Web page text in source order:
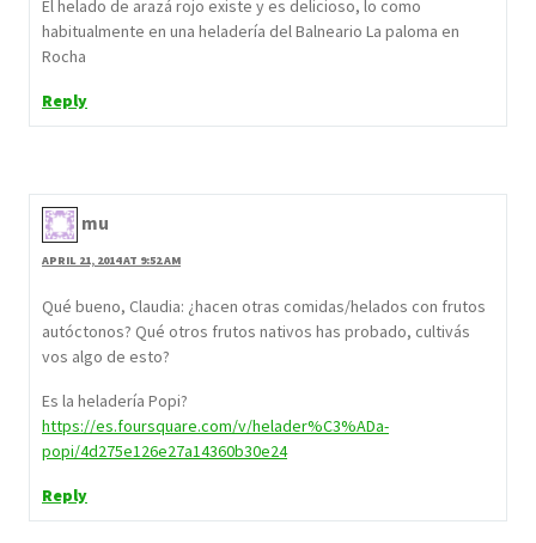
El helado de arazá rojo existe y es delicioso, lo como
habitualmente en una heladería del Balneario La paloma en
Rocha
Reply
mu
APRIL 21, 2014 AT 9:52 AM
Qué bueno, Claudia: ¿hacen otras comidas/helados con frutos
autóctonos? Qué otros frutos nativos has probado, cultivás
vos algo de esto?
Es la heladería Popi?
https://es.foursquare.com/v/helader%C3%ADa-
popi/4d275e126e27a14360b30e24
Reply